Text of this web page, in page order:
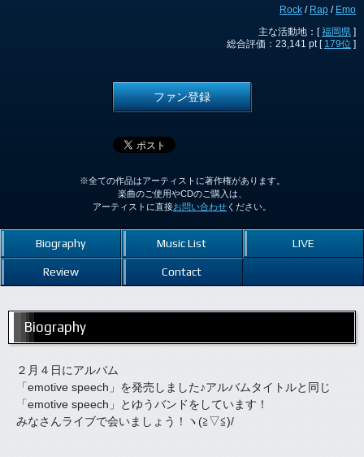
Rock / Rap / Emo
主な活動地：[福岡県 ]
総合評価：23,141 pt [ 179位 ]
ファン登録
※全ての作品はアーティストに著作権があります。
楽曲のご使用やCDのご購入は、
アーティストに直接お問い合わせ ください。
Biography Music List LIVE
Review Contact
Biography
２月４日にアルバム
「emotive speech」を発売しました♪アルバムタイトルと同じ
「emotive speech」とゆうバンドをしています！
みなさんライブで会いましょう！ヽ(≧▽≦)/